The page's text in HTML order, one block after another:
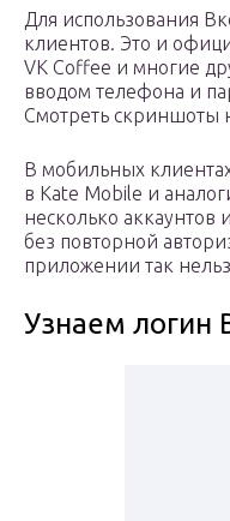
Для использования
клиентов. Это и
VK Coffee и многие
вводом телефона и
Смотреть скриншоты
В мобильных
в Kate Mobile и
несколько
без повторной
приложении так
Узнаем логин